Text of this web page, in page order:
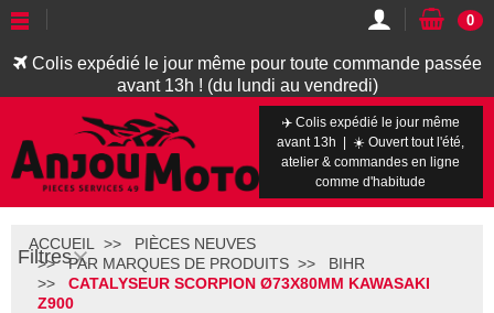
Colis expédié le jour même pour toute commande passée
avant 13h ! (du lundi au vendredi)
0
✈️ Colis expédié le jour même
avant 13h | ☀️ Ouvert tout l'été,
atelier & commandes en ligne
comme d'habitude
Filtres
ACCUEIL
PIÈCES NEUVES
PAR MARQUES DE PRODUITS
BIHR
CATALYSEUR SCORPION Ø73X80MM KAWASAKI
Z900